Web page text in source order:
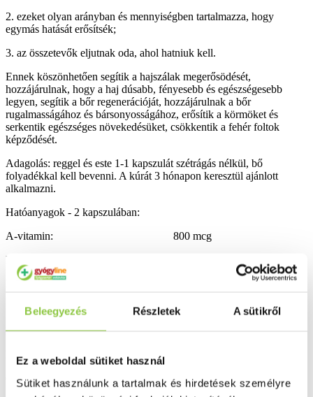
Beleegyezés Részletek A sütikről
Ez a weboldal sütiket használ
Sütiket használunk a tartalmak és hirdetések személyre
2. ezeket olyan arányban és mennyiségben tartalmazza, hogy
egymás hatását erősítsék;
3. az összetevők eljutnak oda, ahol hatniuk kell.
Ennek köszönhetően segítik a hajszálak megerősödését,
hozzájárulnak, hogy a haj dúsabb, fényesebb és egészségesebb
legyen, segítik a bőr regenerációját, hozzájárulnak a bőr
rugalmasságához és bársonyosságához, erősítik a körmöket és
serkentik egészséges növekedésüket, csökkentik a fehér foltok
képződését.
Adagolás: reggel és este 1-1 kapszulát szétrágás nélkül, bő
folyadékkal kell bevenni. A kúrát 3 hónapon keresztül ajánlott
alkalmazni.
Hatóanyagok - 2 kapszulában:
A-vitamin: 800 mcg
B1-vitamin (tiamin): 1,1 mg
B12-vitamin (canokobalamin): 2,5 mcg
B2-vitamin (riboflavin): 1,4 mg
B3-vitamin (niacin): 16 mg
B6-vitamin (piridoxin): 1,4 mg
C-vitamin (aszkorbinsav): 80 mg